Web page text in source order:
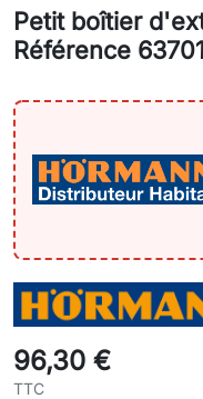
Petit boîtier
Référence
96,30 €
TTC